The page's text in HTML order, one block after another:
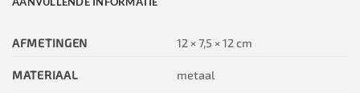
AFMETINGEN 12 × 7,5 × 12 cm
MATERIAAL metaal